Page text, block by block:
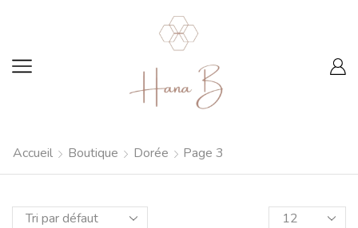
Accueil Boutique Dorée Page 3